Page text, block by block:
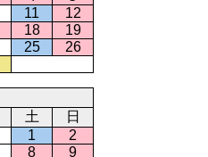
11
12
18
19
25
26
土
日
1
2
8 9